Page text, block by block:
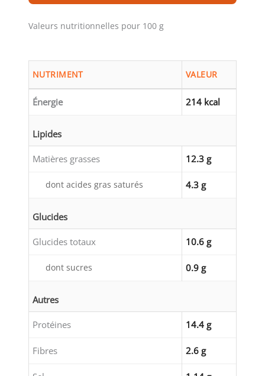
Valeurs nutritionnelles pour 100 g
NUTRIMENT VALEUR
Énergie 214 kcal
Lipides
Matières grasses 12.3 g
dont acides gras saturés 4.3 g
Glucides
Glucides totaux 10.6 g
dont sucres 0.9 g
Autres
Protéines 14.4 g
Fibres 2.6 g